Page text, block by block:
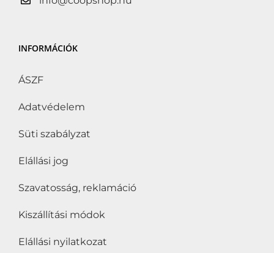
INFORMÁCIÓK
ÁSZF
Adatvédelem
Süti szabályzat
Elállási jog
Szavatosság, reklamáció
Kiszállítási módok
Elállási nyilatkozat